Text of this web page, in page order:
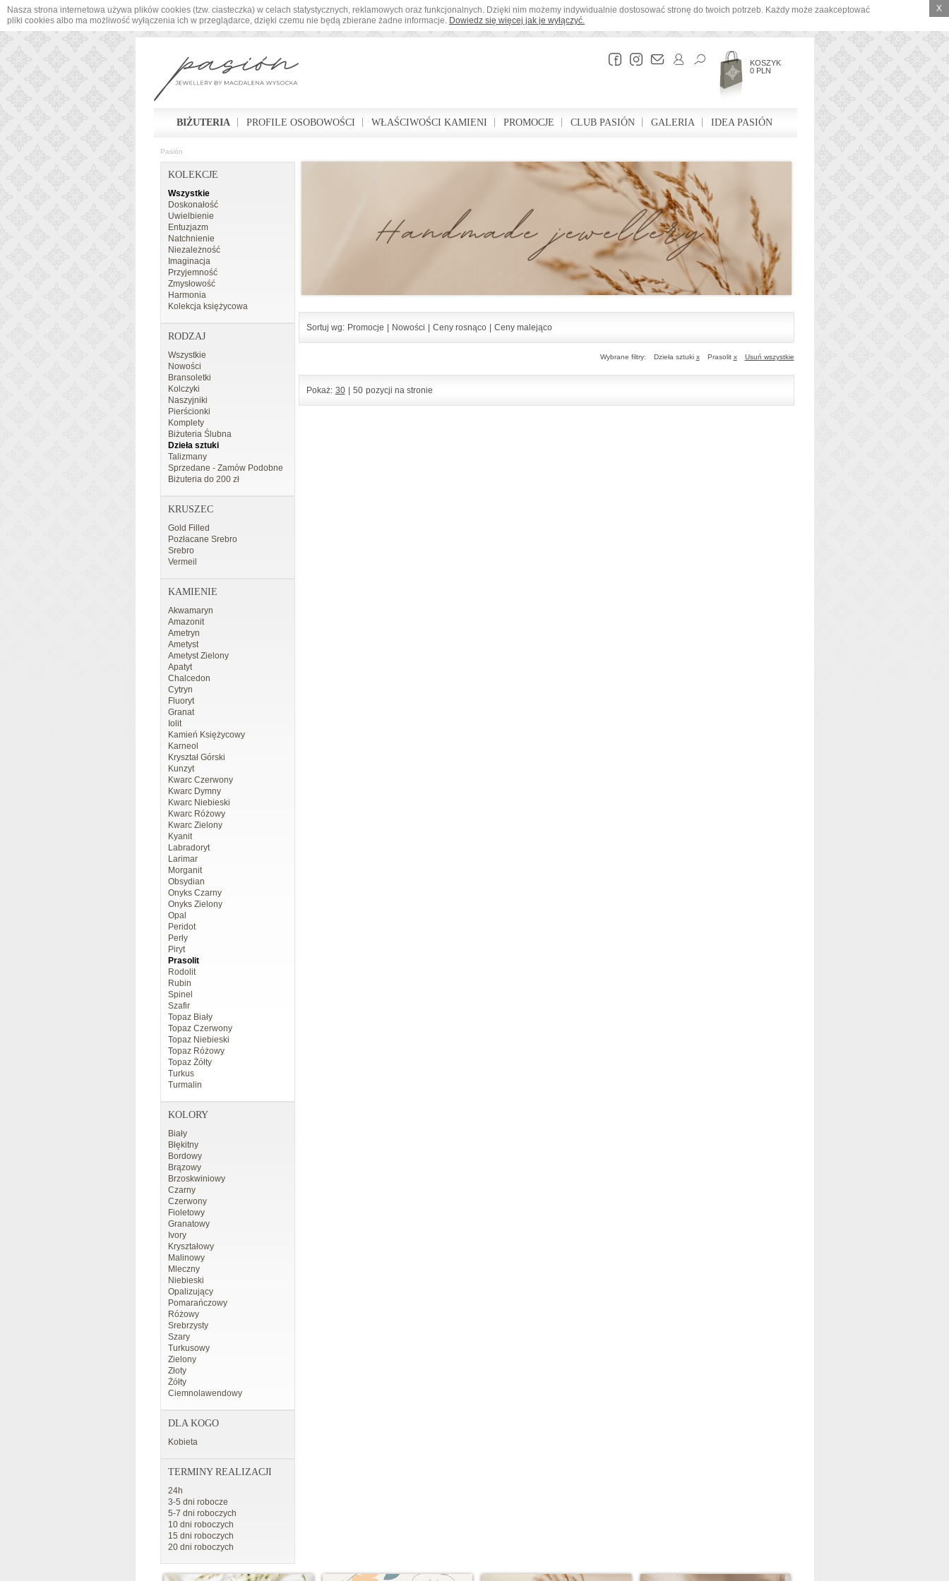
Nasza strona internetowa używa plików cookies (tzw. ciasteczka) w celach statystycznych, reklamowych oraz funkcjonalnych. Dzięki nim możemy indywidualnie dostosować stronę do twoich potrzeb. Każdy może zaakceptować
pliki cookies albo ma możliwość wyłączenia ich w przeglądarce, dzięki czemu nie będą zbierane żadne informacje. Dowiedz się więcej jak je wyłączyć.
X
BIŻUTERIA PROFILE OSOBOWOŚCI WŁAŚCIWOŚCI KAMIENI PROMOCJE CLUB PASIÓN GALERIA IDEA PASIÓN
KOSZYK
0 PLN
Pasión
KOLEKCJE
Wszystkie
Doskonałość
Uwielbienie
Entuzjazm
Natchnienie
Niezależność
Imaginacja
Przyjemność
Zmysłowość
Harmonia
Kolekcja księżycowa
RODZAJ
Wszystkie
Nowości
Bransoletki
Kolczyki
Naszyjniki
Pierścionki
Komplety
Biżuteria Ślubna
Dzieła sztuki
Talizmany
Sprzedane - Zamów Podobne
Biżuteria do 200 zł
KRUSZEC
Gold Filled
Pozłacane Srebro
Srebro
Vermeil
KAMIENIE
Akwamaryn
Amazonit
Ametryn
Ametyst
Ametyst Zielony
Apatyt
Chalcedon
Cytryn
Fluoryt
Granat
Iolit
Kamień Księżycowy
Karneol
Kryształ Górski
Kunzyt
Kwarc Czerwony
Kwarc Dymny
Kwarc Niebieski
Kwarc Różowy
Kwarc Zielony
Kyanit
Labradoryt
Larimar
Morganit
Obsydian
Onyks Czarny
Onyks Zielony
Opal
Peridot
Perły
Piryt
Prasolit
Rodolit
Rubin
Spinel
Szafir
Topaz Biały
Topaz Czerwony
Topaz Niebieski
Topaz Różowy
Topaz Żółty
Turkus
Turmalin
KOLORY
Biały
Błękitny
Bordowy
Brązowy
Brzoskwiniowy
Czarny
Czerwony
Fioletowy
Granatowy
Ivory
Kryształowy
Malinowy
Mleczny
Niebieski
Opalizujący
Pomarańczowy
Różowy
Srebrzysty
Szary
Turkusowy
Zielony
Złoty
Żółty
Ciemnolawendowy
DLA KOGO
Kobieta
TERMINY REALIZACJI
24h
3-5 dni robocze
5-7 dni roboczych
10 dni roboczych
15 dni roboczych
20 dni roboczych
Sortuj wg: Promocje Nowości Ceny rosnąco Ceny malejąco
Wybrane filtry: Dzieła sztuki x Prasolit x Usuń wszystkie
Pokaż: 30 50 pozycji na stronie